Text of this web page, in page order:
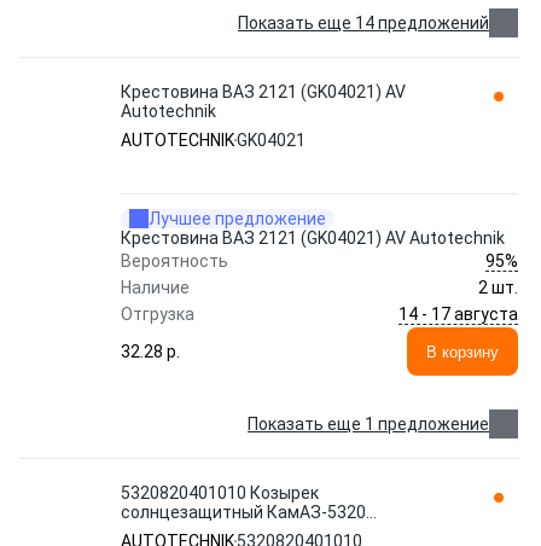
Показать еще 14 предложений
Крестовина ВАЗ 2121 (GK04021) AV
Autotechnik
AUTOTECHNIKGK04021
Лучшее предложение
Крестовина ВАЗ 2121 (GK04021) AV Autotechnik
Вероятность
95%
Наличие
2 шт.
Отгрузка
14 - 17 августа
32.28 p.
В корзину
Показать еще 1 предложение
5320820401010 Козырек
солнцезащитный КамАЗ-5320
внутренний правый АВТОТЕХНИК
AUTOTECHNIK5320820401010